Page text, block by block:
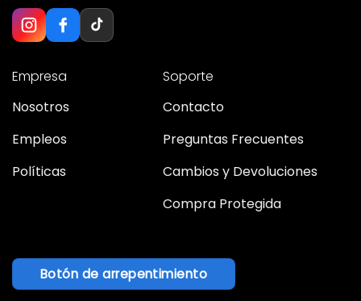
Empresa
Nosotros
Empleos
Políticas
Soporte
Contacto
Preguntas Frecuentes
Cambios y Devoluciones
Compra Protegida
Botón de arrepentimiento